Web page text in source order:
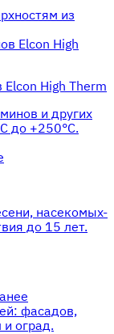
из
High Therm
и других
до +250°С.
насекомых-
до 15 лет.
фасадов,
оград.